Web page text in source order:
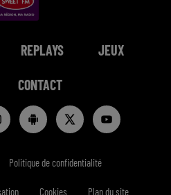
REPLAYS JEUX
CONTACT
Politique de confidentialité
Cookies Plan du site